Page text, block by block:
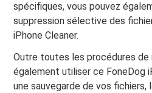
spécifiques, vous pouvez
suppression sélective des
iPhone Cleaner.
Outre toutes les procédures de
également utiliser ce FoneDog
une sauvegarde de vos fichiers,